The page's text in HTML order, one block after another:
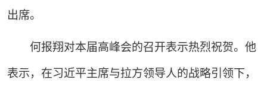
出席。
何报翔对本届高峰会的召开表示热烈祝贺。他
表示，在习近平主席与拉方领导人的战略引领下，